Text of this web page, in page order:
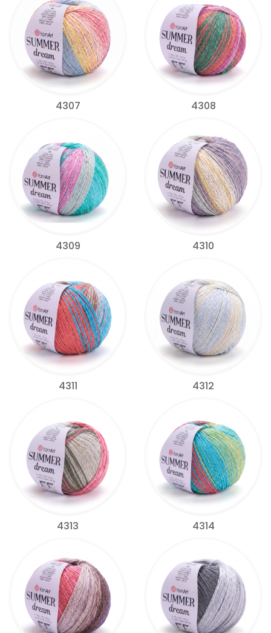
4307 4308
4309 4310
4311 4312
4313 4314